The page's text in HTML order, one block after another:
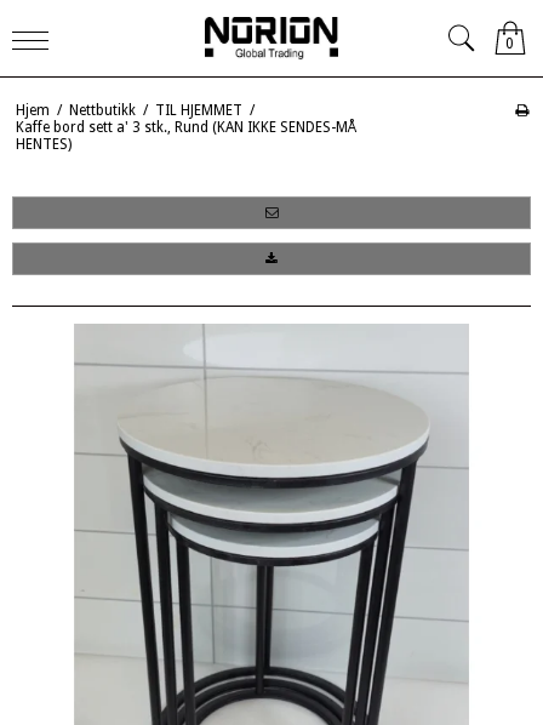
0
Hjem / Nettbutikk / TIL HJEMMET /
Kaffe bord sett a' 3 stk., Rund (KAN IKKE SENDES-MÅ
HENTES)